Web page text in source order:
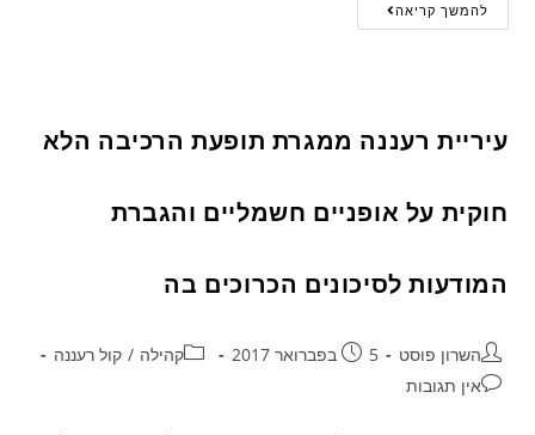
להמשך קריאה
עיריית רעננה ממגרת תופעת הרכיבה הלא
חוקית על אופניים חשמליים והגברת
המודעות לסיכונים הכרוכים בה
השרון פוסט 5 בפברואר 2017 קהילה / קול רעננה
אין תגובות